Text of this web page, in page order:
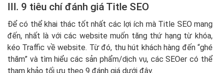
III. 9 tiêu chí đánh giá Title SEO
Để có thể khai thác tốt nhất các lợi ích mà Title SEO mang
đến, nhất là với các website muốn tăng thứ hạng từ khóa,
kéo Traffic về website. Từ đó, thu hút khách hàng đến “ghé
thăm” và tìm hiểu các sản phẩm/dịch vụ, các SEOer có thể
tham khảo tối ưu theo 9 đánh giá dưới đây.